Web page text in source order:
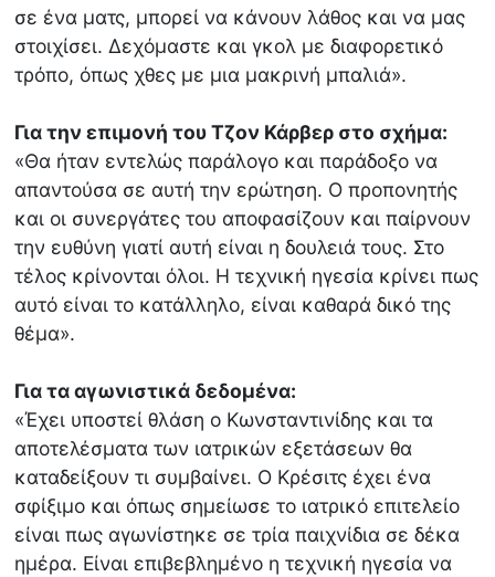
σε ένα ματς, μπορεί να κάνουν λάθος και να μας
στοιχίσει. Δεχόμαστε και γκολ με διαφορετικό
τρόπο, όπως χθες με μια μακρινή μπαλιά».
Για την επιμονή του Τζον Κάρβερ στο σχήμα:
«Θα ήταν εντελώς παράλογο και παράδοξο να
απαντούσα σε αυτή την ερώτηση. Ο προπονητής
και οι συνεργάτες του αποφασίζουν και παίρνουν
την ευθύνη γιατί αυτή είναι η δουλειά τους. Στο
τέλος κρίνονται όλοι. Η τεχνική ηγεσία κρίνει πως
αυτό είναι το κατάλληλο, είναι καθαρά δικό της
θέμα».
Για τα αγωνιστικά δεδομένα:
«Έχει υποστεί θλάση ο Κωνσταντινίδης και τα
αποτελέσματα των ιατρικών εξετάσεων θα
καταδείξουν τι συμβαίνει. Ο Κρέσιτς έχει ένα
σφίξιμο και όπως σημείωσε το ιατρικό επιτελείο
είναι πως αγωνίστηκε σε τρία παιχνίδια σε δέκα
ημέρα. Είναι επιβεβλημένο η τεχνική ηγεσία να